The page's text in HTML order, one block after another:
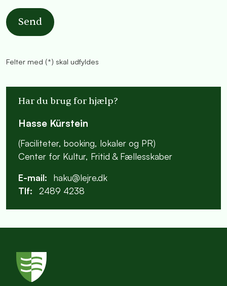
Send
Felter med (*) skal udfyldes
Har du brug for hjælp?
Hasse Kürstein
(Faciliteter, booking, lokaler og PR)
Center for Kultur, Fritid & Fællesskaber
E-mail:
haku@lejre.dk
Tlf:
2489 4238